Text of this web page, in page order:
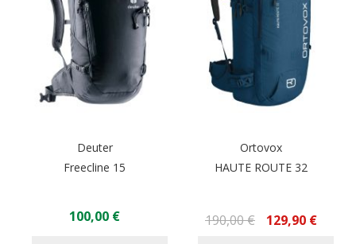
Deuter
Freecline 15
100,00 €
Ortovox
HAUTE ROUTE 32
190,00 € 129,90 €